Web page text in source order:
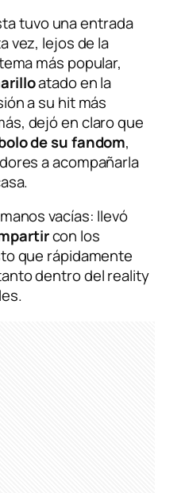
tuvo una entrada
vez, lejos de la
más popular,
atado en la
a su hit más
dejó en claro que
de su fandom,
a acompañarla
vacías: llevó
con los
que rápidamente
dentro del reality